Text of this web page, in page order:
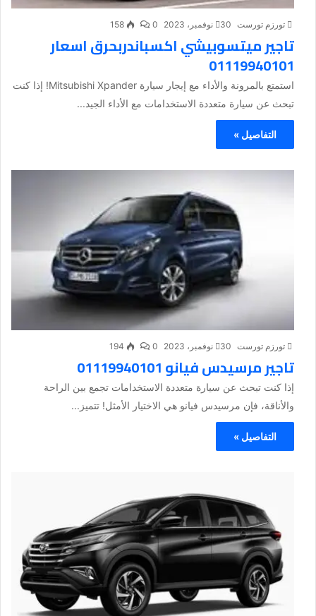
تورزم تورست 30 نوفمبر، 2023 0
158
تاجير ميتسوبيشي اكسباندربحرق اسعار
01119940101
استمتع بالمرونة والأداء مع إيجار سيارة Mitsubishi Xpander! إذا كنت
تبحث عن سيارة متعددة الاستخدامات مع الأداء الجيد...
التفاصيل »
تورزم تورست 30 نوفمبر، 2023 0
194
تاجير مرسيدس فيانو 01119940101
إذا كنت تبحث عن سيارة متعددة الاستخدامات تجمع بين الراحة
والأناقة، فإن مرسيدس فيانو هي الاختيار الأمثل! تتميز...
التفاصيل »